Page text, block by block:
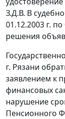
З.Д.В. В
01.12.2003 г.
решения
г. Рязани
заявлением к
финансовых
нарушение
Пенсионного